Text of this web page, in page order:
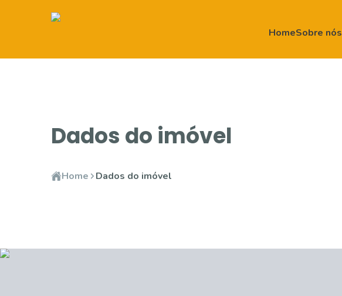
HomeSobre nós
Dados do imóvel
Home Dados do imóvel